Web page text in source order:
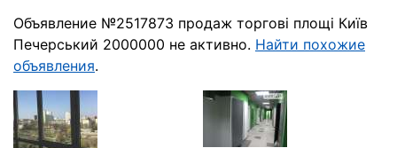
Объявление №2517873 продаж торгові площі Київ
Печерський 2000000 не активно. Найти похожие
объявления.